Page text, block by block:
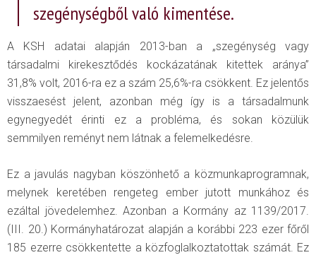
szegénységből való kimentése.
A KSH adatai alapján 2013-ban a „szegénység vagy
társadalmi kirekesztődés kockázatának kitettek aránya”
31,8% volt, 2016-ra ez a szám 25,6%-ra csökkent. Ez jelentős
visszaesést jelent, azonban még így is a társadalmunk
egynegyedét érinti ez a probléma, és sokan közülük
semmilyen reményt nem látnak a felemelkedésre.
Ez a javulás nagyban köszönhető a közmunkaprogramnak,
melynek keretében rengeteg ember jutott munkához és
ezáltal jövedelemhez. Azonban a Kormány az 1139/2017.
(III. 20.) Kormányhatározat alapján a korábbi 223 ezer főről
185 ezerre csökkentette a közfoglalkoztatottak számát. Ez